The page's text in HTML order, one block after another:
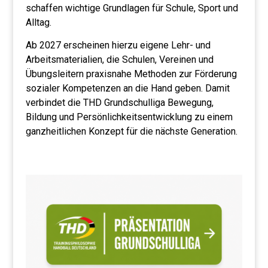
schaffen wichtige Grundlagen für Schule, Sport und
Alltag.
Ab 2027 erscheinen hierzu eigene Lehr- und
Arbeitsmaterialien, die Schulen, Vereinen und
Übungsleitern praxisnahe Methoden zur Förderung
sozialer Kompetenzen an die Hand geben. Damit
verbindet die THD Grundschulliga Bewegung,
Bildung und Persönlichkeitsentwicklung zu einem
ganzheitlichen Konzept für die nächste Generation.